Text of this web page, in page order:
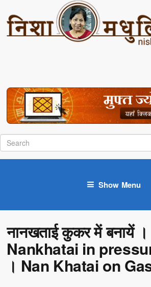
Show Menu
नानखताई कुकर में बनायें ।
Nankhatai in
। Nan Khatai on